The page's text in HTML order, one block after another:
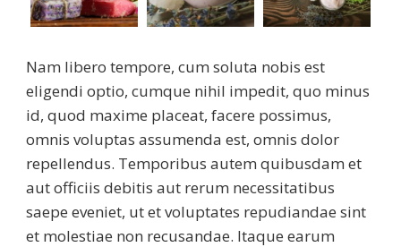
Nam libero tempore, cum soluta nobis est
eligendi optio, cumque nihil impedit, quo minus
id, quod maxime placeat, facere possimus,
omnis voluptas assumenda est, omnis dolor
repellendus. Temporibus autem quibusdam et
aut officiis debitis aut rerum necessitatibus
saepe eveniet, ut et voluptates repudiandae sint
et molestiae non recusandae. Itaque earum